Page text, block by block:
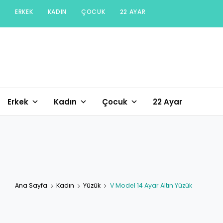
content
ERKEK KADIN ÇOCUK 22 AYAR
Erkek Kadın Çocuk 22 Ayar
Ana Sayfa Kadın Yüzük V Model 14 Ayar Altın Yüzük